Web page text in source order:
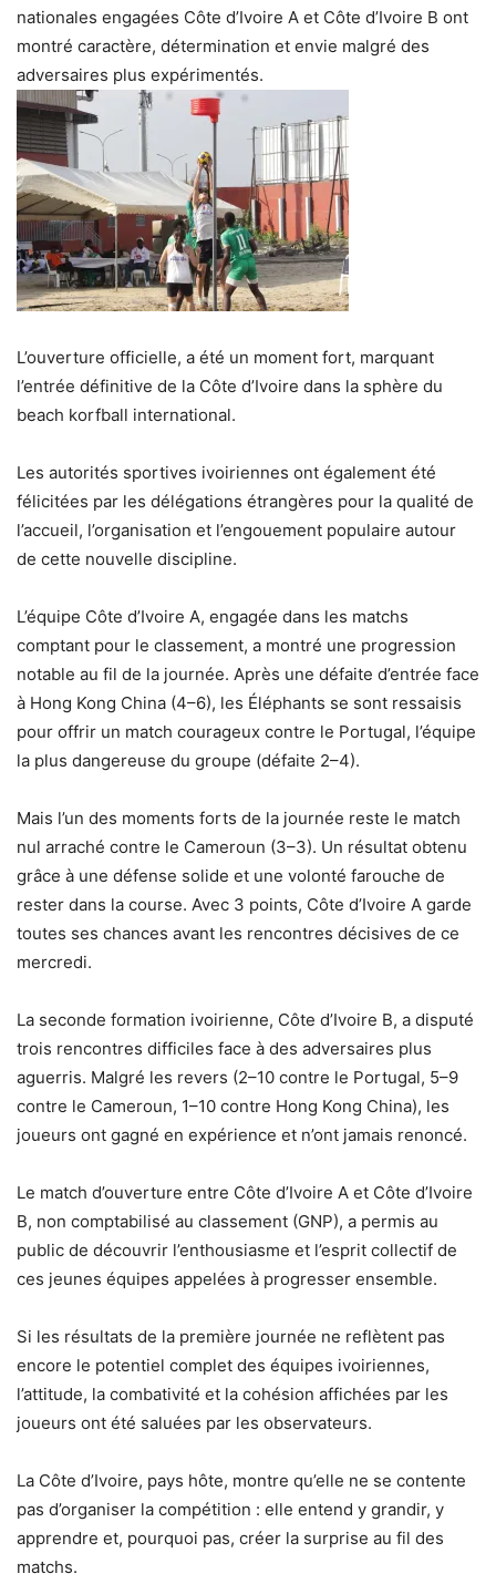
nationales engagées Côte d’Ivoire A et Côte d’Ivoire B ont
montré caractère, détermination et envie malgré des
adversaires plus expérimentés.
L’ouverture officielle, a été un moment fort, marquant
l’entrée définitive de la Côte d’Ivoire dans la sphère du
beach korfball international.
Les autorités sportives ivoiriennes ont également été
félicitées par les délégations étrangères pour la qualité de
l’accueil, l’organisation et l’engouement populaire autour
de cette nouvelle discipline.
L’équipe Côte d’Ivoire A, engagée dans les matchs
comptant pour le classement, a montré une progression
notable au fil de la journée. Après une défaite d’entrée face
à Hong Kong China (4–6), les Éléphants se sont ressaisis
pour offrir un match courageux contre le Portugal, l’équipe
la plus dangereuse du groupe (défaite 2–4).
Mais l’un des moments forts de la journée reste le match
nul arraché contre le Cameroun (3–3). Un résultat obtenu
grâce à une défense solide et une volonté farouche de
rester dans la course. Avec 3 points, Côte d’Ivoire A garde
toutes ses chances avant les rencontres décisives de ce
mercredi.
La seconde formation ivoirienne, Côte d’Ivoire B, a disputé
trois rencontres difficiles face à des adversaires plus
aguerris. Malgré les revers (2–10 contre le Portugal, 5–9
contre le Cameroun, 1–10 contre Hong Kong China), les
joueurs ont gagné en expérience et n’ont jamais renoncé.
Le match d’ouverture entre Côte d’Ivoire A et Côte d’Ivoire
B, non comptabilisé au classement (GNP), a permis au
public de découvrir l’enthousiasme et l’esprit collectif de
ces jeunes équipes appelées à progresser ensemble.
Si les résultats de la première journée ne reflètent pas
encore le potentiel complet des équipes ivoiriennes,
l’attitude, la combativité et la cohésion affichées par les
joueurs ont été saluées par les observateurs.
La Côte d’Ivoire, pays hôte, montre qu’elle ne se contente
pas d’organiser la compétition : elle entend y grandir, y
apprendre et, pourquoi pas, créer la surprise au fil des
matchs.